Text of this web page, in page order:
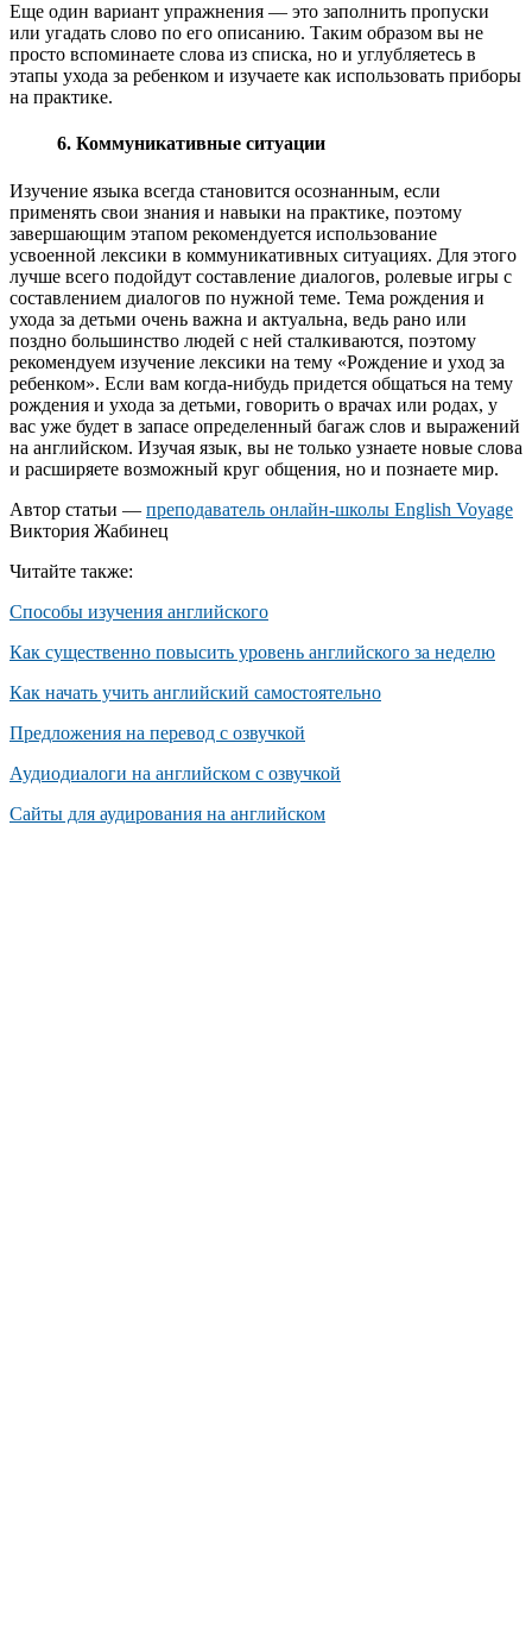
Еще один вариант упражнения — это заполнить пропуски
или угадать слово по его описанию. Таким образом вы не
просто вспоминаете слова из списка, но и углубляетесь в
этапы ухода за ребенком и изучаете как использовать приборы
на практике.
6. Коммуникативные ситуации
Изучение языка всегда становится осознанным, если
применять свои знания и навыки на практике, поэтому
завершающим этапом рекомендуется использование
усвоенной лексики в коммуникативных ситуациях. Для этого
лучше всего подойдут составление диалогов, ролевые игры с
составлением диалогов по нужной теме. Тема рождения и
ухода за детьми очень важна и актуальна, ведь рано или
поздно большинство людей с ней сталкиваются, поэтому
рекомендуем изучение лексики на тему «Рождение и уход за
ребенком». Если вам когда-нибудь придется общаться на тему
рождения и ухода за детьми, говорить о врачах или родах, у
вас уже будет в запасе определенный багаж слов и выражений
на английском. Изучая язык, вы не только узнаете новые слова
и расширяете возможный круг общения, но и познаете мир.
Автор статьи — преподаватель онлайн-школы English Voyage
Виктория Жабинец
Читайте также:
Способы изучения английского
Как существенно повысить уровень английского за неделю
Как начать учить английский самостоятельно
Предложения на перевод с озвучкой
Аудиодиалоги на английском с озвучкой
Сайты для аудирования на английском